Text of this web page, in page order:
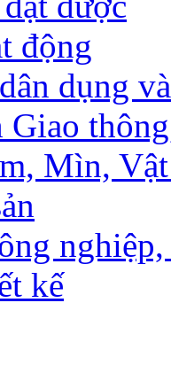
động
dụng
Giao
Mìn,
kế